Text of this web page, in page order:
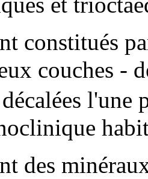
constitués
couches -
l'une
des